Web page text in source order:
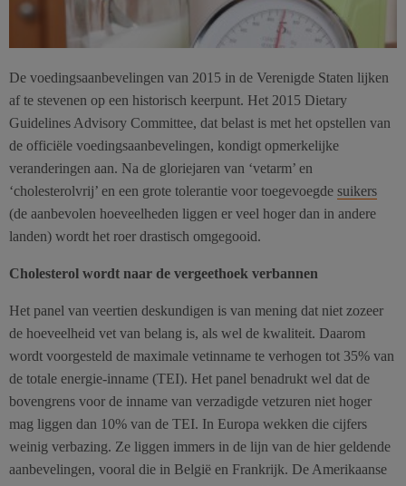
De voedingsaanbevelingen van 2015 in de Verenigde Staten lijken
af te stevenen op een historisch keerpunt. Het 2015 Dietary
Guidelines Advisory Committee, dat belast is met het opstellen van
de officiële voedingsaanbevelingen, kondigt opmerkelijke
veranderingen aan. Na de gloriejaren van ‘vetarm’ en
‘cholesterolvrij’ en een grote tolerantie voor toegevoegde suikers
(de aanbevolen hoeveelheden liggen er veel hoger dan in andere
landen) wordt het roer drastisch omgegooid.
Cholesterol wordt naar de vergeethoek verbannen
Het panel van veertien deskundigen is van mening dat niet zozeer
de hoeveelheid vet van belang is, als wel de kwaliteit. Daarom
wordt voorgesteld de maximale vetinname te verhogen tot 35% van
de totale energie-inname (TEI). Het panel benadrukt wel dat de
bovengrens voor de inname van verzadigde vetzuren niet hoger
mag liggen dan 10% van de TEI. In Europa wekken die cijfers
weinig verbazing. Ze liggen immers in de lijn van de hier geldende
aanbevelingen, vooral die in België en Frankrijk. De Amerikaanse